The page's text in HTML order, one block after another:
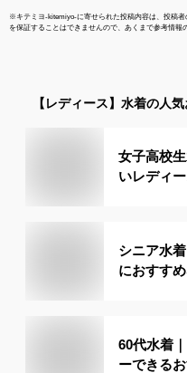
※キテミヨ-kitemiyo-に寄せられた投稿内容は、投稿
を保証することはできませんので、あくまで参考情報
【レディース】 水着の人
女子高校
いレディ
シニア水
におすす
60代水着
ーできる